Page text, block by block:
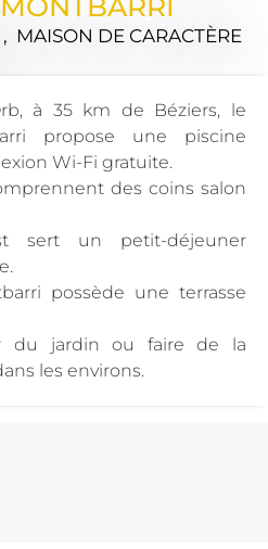
MAISON DE CARACTÈRE
à 35 km de Béziers, le
propose une piscine
Wi-Fi gratuite.
des coins salon
sert un petit-déjeuner
possède une terrasse
du jardin ou faire de la
les environs.